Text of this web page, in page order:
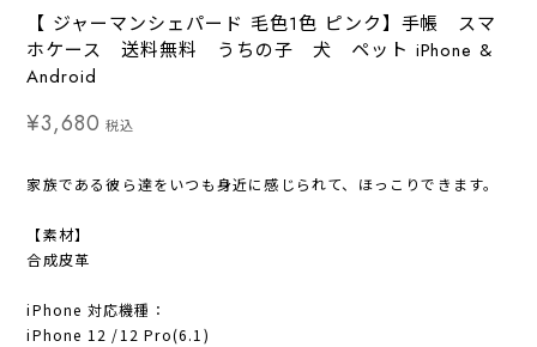
【 ジャーマンシェパード 毛色1色 ピンク】手帳 スマ
ホケース 送料無料 うちの子 犬 ペット iPhone &
Android
¥3,680 税込
家族である彼ら達をいつも身近に感じられて、ほっこりできます。
【素材】
合成皮革
iPhone 対応機種：
iPhone 12 /12 Pro(6.1)